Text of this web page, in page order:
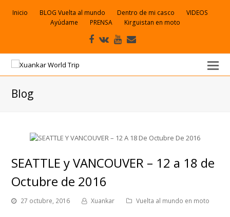
Inicio BLOG Vuelta al mundo Dentro de mi casco
VIDEOS
Ayúdame
PRENSA Kirguistan en moto
Facebook
VK Youtube
electrónico
Blog
SEATTLE y VANCOUVER – 12 a 18 de
Octubre de 2016
27 octubre, 2016 Xuankar Vuelta al mundo en moto